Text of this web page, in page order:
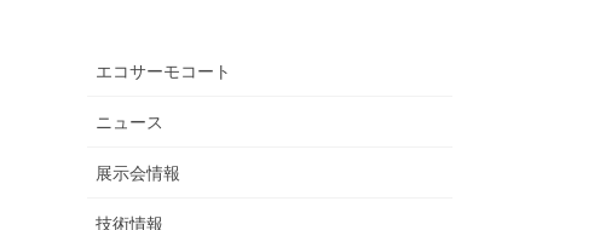
エコサーモコート
ニュース
展示会情報
技術情報